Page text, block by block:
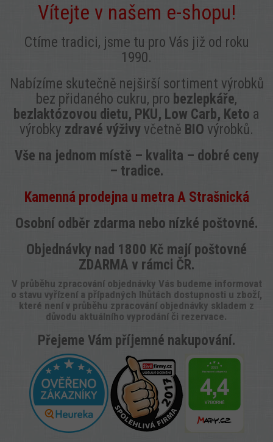
DODÁNÍ - PŘEPRAVNÉ
OBCHODNÍ PODMÍNKY
Vítejte v našem e-shopu!
Ctíme tradici, jsme tu pro Vás již od roku
1990.
Nabízíme skutečně nejširší sortiment výrobků
bez přidaného cukru, pro bezlepkáře,
bezlaktózovou dietu, PKU, Low Carb, Keto a
výrobky zdravé výživy včetně BIO výrobků.
Vše na jednom místě – kvalita – dobré ceny
– tradice.
Kamenná prodejna u metra A Strašnická
Osobní odběr zdarma nebo nízké poštovné.
Objednávky nad 1800 Kč mají poštovné
ZDARMA v rámci ČR.
V průběhu zpracování objednávky Vás budeme informovat
o stavu vyřízení a případných lhůtách dostupnosti u zboží,
které není v průběhu zpracování objednávky skladem z
důvodu aktuálního vyprodání či rezervace.
Přejeme Vám příjemné nakupování.